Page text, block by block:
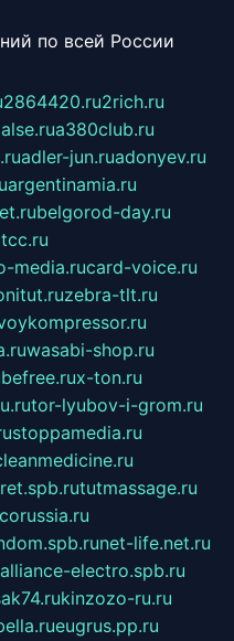
по всей России
2864420.ru2rich.ru
a380club.ru
adler-jun.ruadonyev.ru
argentinamia.ru
belgorod-day.ru
media.rucard-voice.ru
zebra-tlt.ru
wasabi-shop.ru
x-ton.ru
tor-lyubov-i-grom.ru
stoppamedia.ru
tutmassage.ru
net-life.net.ru
alliance-electro.spb.ru
kinzozo-ru.ru
eugrus.pp.ru